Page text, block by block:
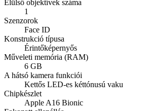
Elülső objektívek száma
1
Szenzorok
Face ID
Konstrukció típusa
Érintőképernyős
Műveleti memória (RAM)
6 GB
A hátsó kamera funkciói
Kettős LED-es kéttónusú vaku
Chipkészlet
Apple A16 Bionic